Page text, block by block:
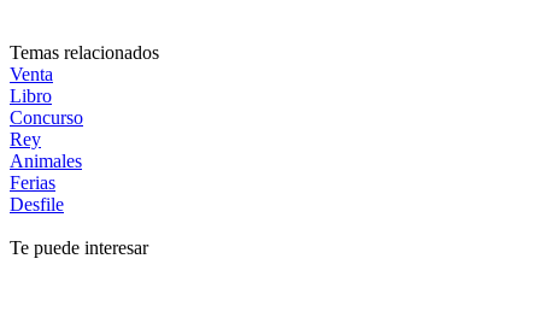
Temas relacionados
Venta
Libro
Concurso
Rey
Animales
Ferias
Desfile
Te puede interesar